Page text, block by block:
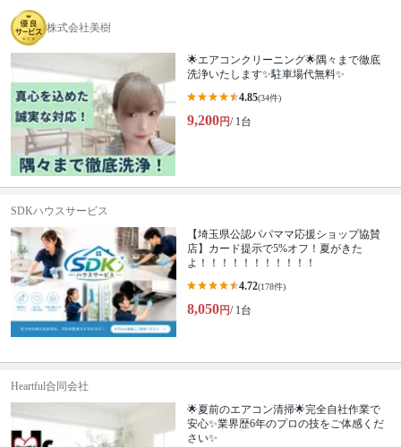
株式会社美樹
🌟エアコンクリーニング🌟隅々まで徹底
洗浄いたします✨駐車場代無料✨
4.85(34件)
9,200円/ 1台
SDKハウスサービス
【埼玉県公認パパママ応援ショップ協賛
店】カード提示で5%オフ！夏がきた
よ！！！！！！！！！！！
4.72(178件)
8,050円/ 1台
Heartful合同会社
🌟夏前のエアコン清掃🌟完全自社作業で
安心✨業界歴6年のプロの技をご体感くだ
さい✨